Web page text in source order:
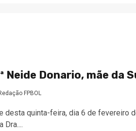
Neide Donario, mãe da
FPBOL
desta quinta-feira, dia 6 de fevereiro
Dra....